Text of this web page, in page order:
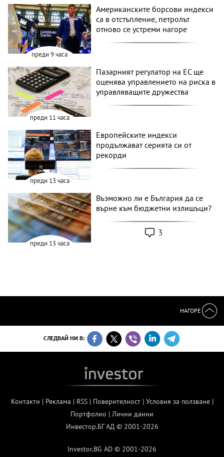
преди 9 часа
Американските борсови индекси
са в отстъпление, петролът
отново се устреми нагоре
преди 11 часа
Пазарният регулатор на ЕС ще
оценява управлението на риска в
управляващите дружества
преди 13 часа
Европейските индекси
продължават серията си от
рекорди
преди 13 часа
Възможно ли е България да се
върне към бюджетни излишъци?
3
НАГОРЕ
СЛЕДВАЙ НИ В:
Контакти | Реклама | RSS| Поверителност| Условия за ползване|
Портфолио | Лични данни
Инвестор.БГ АД © 2001-2026
Investor.BG AD © 2001-2026